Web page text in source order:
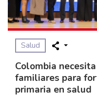
Salud
Colombia
familiares para
primaria en salud